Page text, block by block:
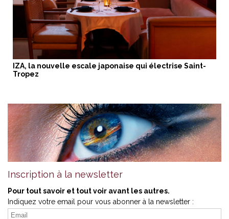
IZA, la nouvelle escale japonaise qui électrise Saint-
Tropez
Inscription à la newsletter
Pour tout savoir et tout voir avant les autres.
Indiquez votre email pour vous abonner à la newsletter :